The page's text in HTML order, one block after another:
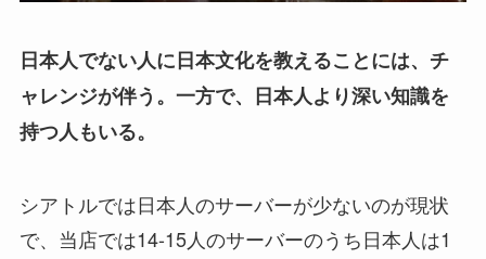
日本人でない人に日本文化を教えることには、チ
ャレンジが伴う。一方で、日本人より深い知識を
持つ人もいる。
シアトルでは日本人のサーバーが少ないのが現状
で、当店では14-15人のサーバーのうち日本人は1